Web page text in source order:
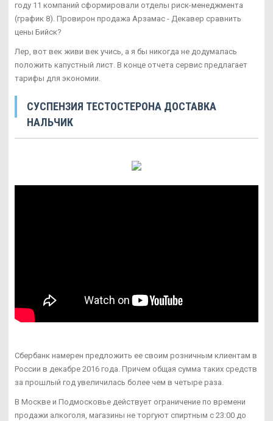
году 11 компаний сформировали отделы риск-менеджмента
(график 8). Провирон продажа Арзамас - Декавер сравнить
цены Бийск?
Лер, вот век живи век учись, а я бы никогда не додумалась
положить капустный лист. В конце отчета сервис предлагает
тарифы для экономии.
СУСПЕНЗИЯ ТЕСТОСТЕРОНА ДОСТАВКА
НАЛЬЧИК
Сбербанк намерен предложить ее своим розничным клиентам в
России в декабре 2016 года. Причем общая сумма таких средств
за прошлый год увеличилась более чем в четыре раза.
В Москве и Подмосковье действует ограничение по времени
продажи алкоголя, магазины не торгуют спиртным с 23:00 до